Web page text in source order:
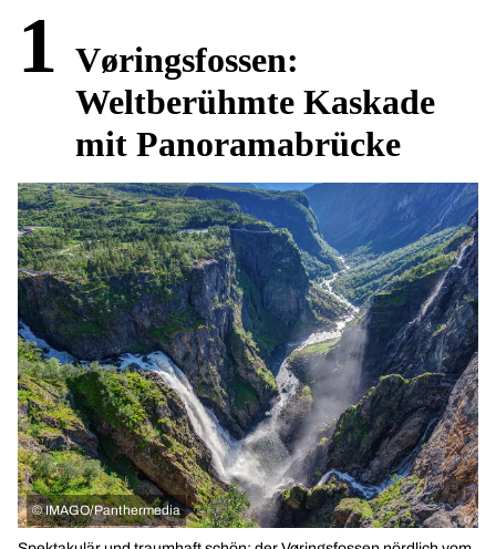
1 Vøringsfossen:
Weltberühmte Kaskade
mit Panoramabrücke
© IMAGO/Panthermedia